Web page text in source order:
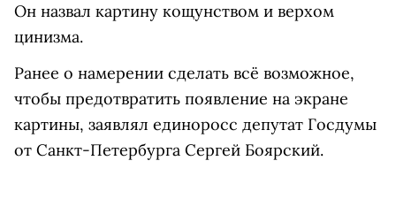
Он назвал картину кощунством и верхом
цинизма.
Ранее о намерении сделать всё возможное,
чтобы предотвратить появление на экране
картины, заявлял единоросс депутат Госдумы
от Санкт-Петербурга Сергей Боярский.